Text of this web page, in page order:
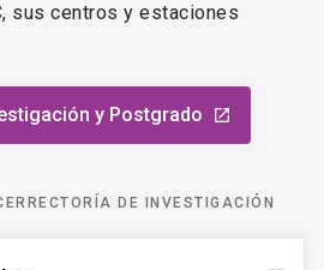
sus centros y estaciones
y Postgrado launch
DE INVESTIGACIÓN